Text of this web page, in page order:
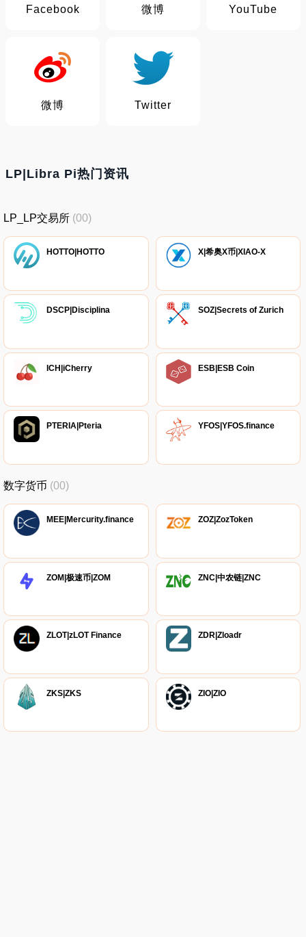
Facebook 微博 YouTube
微博 Twitter
LP|Libra Pi热门资讯
LP_LP交易所 (00)
HOTTO|HOTTO X|希奥X币|XIAO-X
DSCP|Disciplina SOZ|Secrets of Zurich
ICH|iCherry ESB|ESB Coin
PTERIA|Pteria YFOS|YFOS.finance
数字货币 (00)
MEE|Mercurity.finance ZOZ|ZozToken
ZOM|极速币|ZOM ZNC|中农链|ZNC
ZLOT|zLOT Finance ZDR|Zloadr
ZKS|ZKS ZIO|ZIO